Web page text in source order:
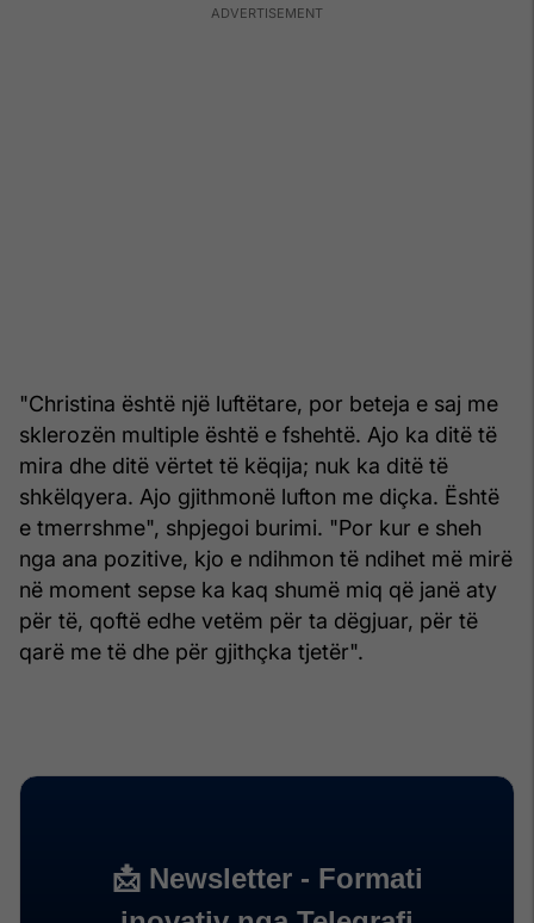
"Christina është një luftëtare, por beteja e saj me
sklerozën multiple është e fshehtë. Ajo ka ditë të
mira dhe ditë vërtet të këqija; nuk ka ditë të
shkëlqyera. Ajo gjithmonë lufton me diçka. Është
e tmerrshme", shpjegoi burimi. "Por kur e sheh
nga ana pozitive, kjo e ndihmon të ndihet më mirë
në moment sepse ka kaq shumë miq që janë aty
për të, qoftë edhe vetëm për ta dëgjuar, për të
qarë me të dhe për gjithçka tjetër".